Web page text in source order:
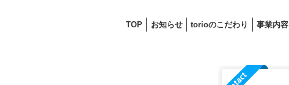
TOP お知らせ torioのこだわり 事業内容